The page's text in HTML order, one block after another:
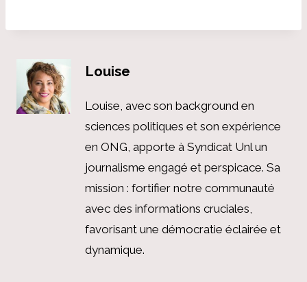
Louise
Louise, avec son background en
sciences politiques et son expérience
en ONG, apporte à Syndicat Unl un
journalisme engagé et perspicace. Sa
mission : fortifier notre communauté
avec des informations cruciales,
favorisant une démocratie éclairée et
dynamique.